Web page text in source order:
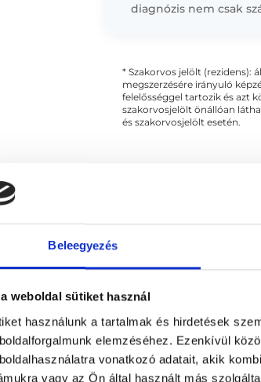
Beleegyezés
a weboldal sütiket használ
használunk a tartalmak és hirdetések
elemzéséhez. Ezenkívül
vonatkozó adatait, akik
vagy az Ön által használt más
diagnózis nem csak
* Szakorvos jelölt (rezidens):
megszerzésére irányuló
felelősséggel tartozik és azt
szakorvosjelölt önállóan
és szakorvosjelölt esetén.
- Endokrinológia
KAPCSOLÓDÓ